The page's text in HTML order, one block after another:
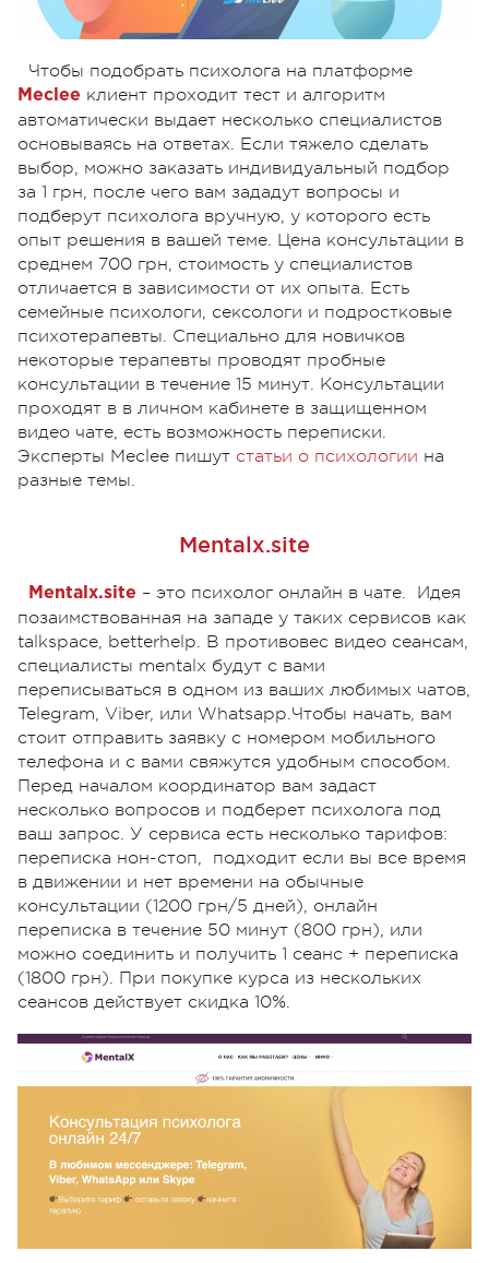
Чтобы подобрать психолога на платформе
Meclee клиент проходит тест и алгоритм
автоматически выдает несколько специалистов
основываясь на ответах. Если тяжело сделать
выбор, можно заказать индивидуальный подбор
за 1 грн, после чего вам зададут вопросы и
подберут психолога вручную, у которого есть
опыт решения в вашей теме. Цена консультации в
среднем 700 грн, стоимость у специалистов
отличается в зависимости от их опыта. Есть
семейные психологи, сексологи и подростковые
психотерапевты. Специально для новичков
некоторые терапевты проводят пробные
консультации в течение 15 минут. Консультации
проходят в в личном кабинете в защищенном
видео чате, есть возможность переписки.
Эксперты Meclee пишут статьи о психологии на
разные темы.
Mentalx.site
Mentalx.site – это психолог онлайн в чате. Идея
позаимствованная на западе у таких сервисов как
talkspace, betterhelp. В противовес видео сеансам,
специалисты mentalx будут с вами
переписываться в одном из ваших любимых чатов,
Telegram, Viber, или Whatsapp.Чтобы начать, вам
стоит отправить заявку с номером мобильного
телефона и с вами свяжутся удобным способом.
Перед началом координатор вам задаст
несколько вопросов и подберет психолога под
ваш запрос. У сервиса есть несколько тарифов:
переписка нон-стоп, подходит если вы все время
в движении и нет времени на обычные
консультации (1200 грн/5 дней), онлайн
переписка в течение 50 минут (800 грн), или
можно соединить и получить 1 сеанс + переписка
(1800 грн). При покупке курса из нескольких
сеансов действует скидка 10%.